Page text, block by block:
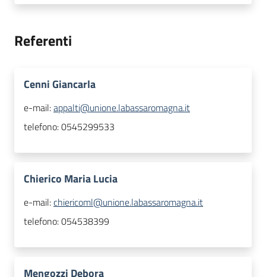
Referenti
Cenni Giancarla
e-mail:appalti@unione.labassaromagna.it
telefono:0545299533
Chierico Maria Lucia
e-mail:chiericoml@unione.labassaromagna.it
telefono:054538399
Mengozzi Debora